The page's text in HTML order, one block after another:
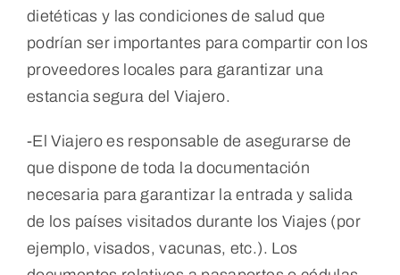
dietéticas y las condiciones de salud que
podrían ser importantes para compartir con los
proveedores locales para garantizar una
estancia segura del Viajero.
-El Viajero es responsable de asegurarse de
que dispone de toda la documentación
necesaria para garantizar la entrada y salida
de los países visitados durante los Viajes (por
ejemplo, visados, vacunas, etc.). Los